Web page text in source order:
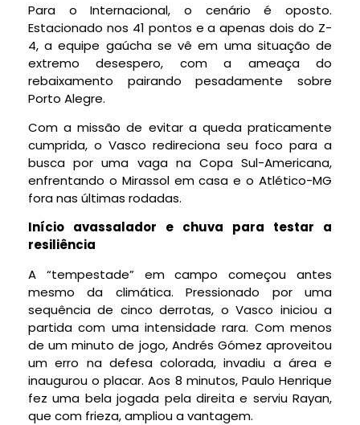
Para o Internacional, o cenário é oposto.
Estacionado nos 41 pontos e a apenas dois do Z-
4, a equipe gaúcha se vê em uma situação de
extremo desespero, com a ameaça do
rebaixamento pairando pesadamente sobre
Porto Alegre.
Com a missão de evitar a queda praticamente
cumprida, o Vasco redireciona seu foco para a
busca por uma vaga na Copa Sul-Americana,
enfrentando o Mirassol em casa e o Atlético-MG
fora nas últimas rodadas.
Início avassalador e chuva para testar a
resiliência
A “tempestade” em campo começou antes
mesmo da climática. Pressionado por uma
sequência de cinco derrotas, o Vasco iniciou a
partida com uma intensidade rara. Com menos
de um minuto de jogo, Andrés Gómez aproveitou
um erro na defesa colorada, invadiu a área e
inaugurou o placar. Aos 8 minutos, Paulo Henrique
fez uma bela jogada pela direita e serviu Rayan,
que com frieza, ampliou a vantagem.